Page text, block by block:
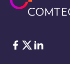
脸书 Twitter
ǞǞǞ